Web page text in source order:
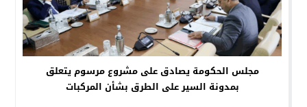
مجلس الحكومة يصادق على مشروع مرسوم يتعلق
بمدونة السير على الطرق بشأن المركبات